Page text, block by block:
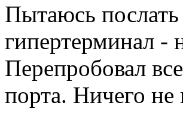
Пытаюсь послать
гипертерминал -
Перепробовал
порта. Ничего не